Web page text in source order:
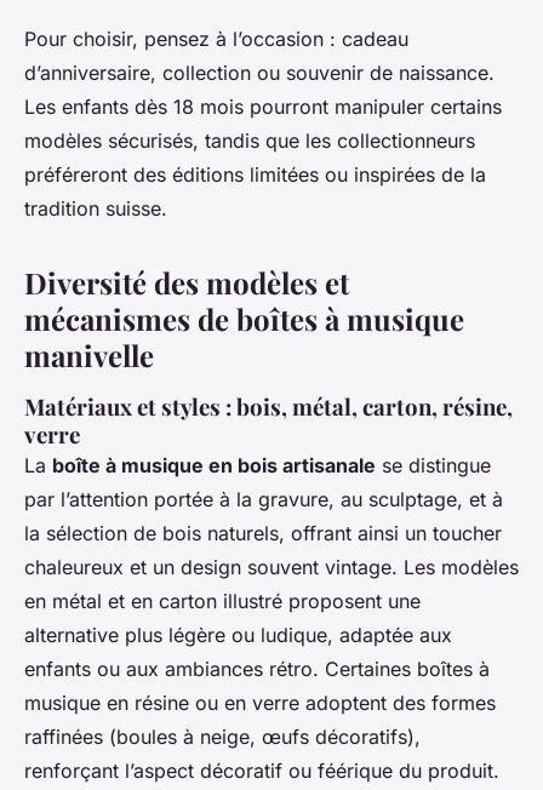
Pour choisir, pensez à l’occasion : cadeau
d’anniversaire, collection ou souvenir de naissance.
Les enfants dès 18 mois pourront manipuler certains
modèles sécurisés, tandis que les collectionneurs
préféreront des éditions limitées ou inspirées de la
tradition suisse.
Diversité des modèles et
mécanismes de boîtes à musique
manivelle
Matériaux et styles : bois, métal, carton, résine,
verre
La boîte à musique en bois artisanale se distingue
par l’attention portée à la gravure, au sculptage, et à
la sélection de bois naturels, offrant ainsi un toucher
chaleureux et un design souvent vintage. Les modèles
en métal et en carton illustré proposent une
alternative plus légère ou ludique, adaptée aux
enfants ou aux ambiances rétro. Certaines boîtes à
musique en résine ou en verre adoptent des formes
raffinées (boules à neige, œufs décoratifs),
renforçant l’aspect décoratif ou féérique du produit.